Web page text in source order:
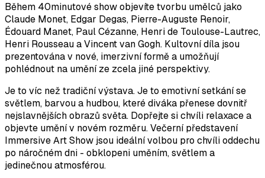
Během 40minutové show objevíte tvorbu umělců jako
Claude Monet, Edgar Degas, Pierre-Auguste Renoir,
Édouard Manet, Paul Cézanne, Henri de Toulouse-Lautrec,
Henri Rousseau a Vincent van Gogh. Kultovní díla jsou
prezentována v nové, imerzivní formě a umožňují
pohlédnout na umění ze zcela jiné perspektivy.
Je to víc než tradiční výstava. Je to emotivní setkání se
světlem, barvou a hudbou, které diváka přenese dovnitř
nejslavnějších obrazů světa. Dopřejte si chvíli relaxace a
objevte umění v novém rozměru. Večerní představení
Immersive Art Show jsou ideální volbou pro chvíli oddechu
po náročném dni - obklopeni uměním, světlem a
jedinečnou atmosférou.